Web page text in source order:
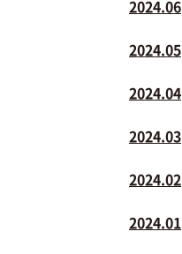
2024.06
2024.05
2024.04
2024.03
2024.02
2024.01